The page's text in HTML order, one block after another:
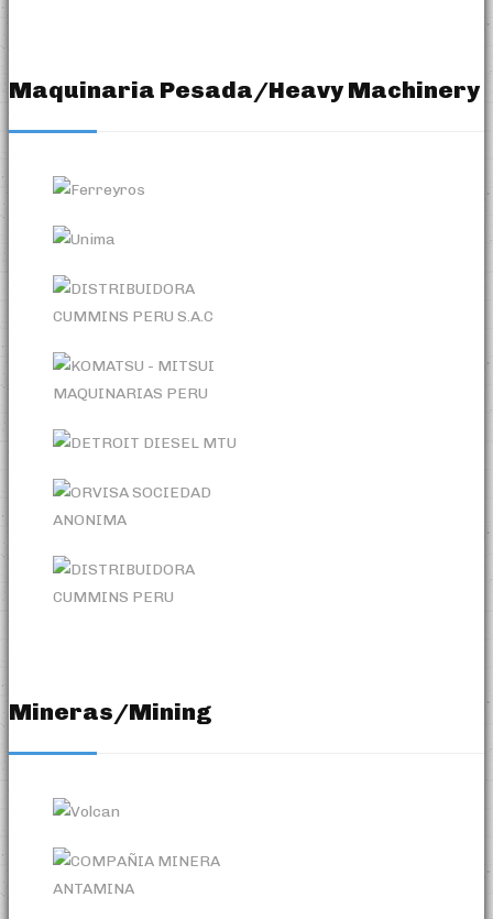
Maquinaria Pesada/Heavy Machinery
Mineras/Mining